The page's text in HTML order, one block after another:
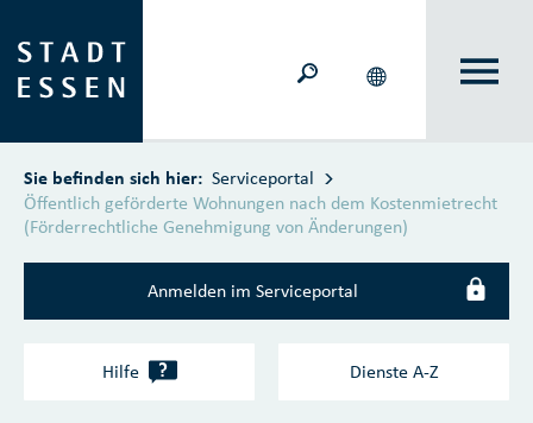
Sie befinden sich hier: Serviceportal
Öffentlich geförderte Wohnungen nach dem Kostenmietrecht
(Förderrechtliche Genehmigung von Änderungen)
Anmelden im Serviceportal
Hilfe ? Dienste A‑Z